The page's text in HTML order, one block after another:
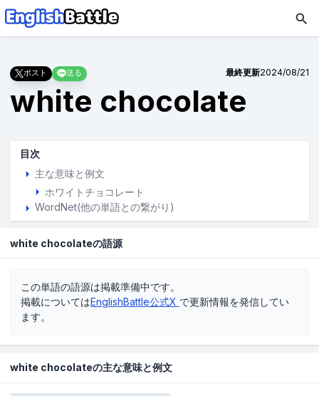
ポスト 送る 最終更新2024/08/21
white chocolate
目次
主な意味と例文
ホワイトチョコレート
WordNet(他の単語との繋がり)
white chocolateの語源
この単語の語源は掲載準備中です。
掲載についてはEnglishBattle公式X で更新情報を発信してい
ます。
white chocolateの主な意味と例文